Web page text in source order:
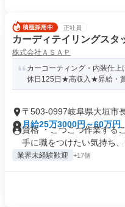
正社員
カーディテイリングスタ
株式会社ＡＳＡＰ
カーコーティング・内装仕
休日125日★高収入★昇給・
〒503-0997岐阜県大垣市
月給25万3000円～60万円
資格 ・こつこつ作業する
手に職をつけたい気持ち、
業界未経験歓迎 +17個